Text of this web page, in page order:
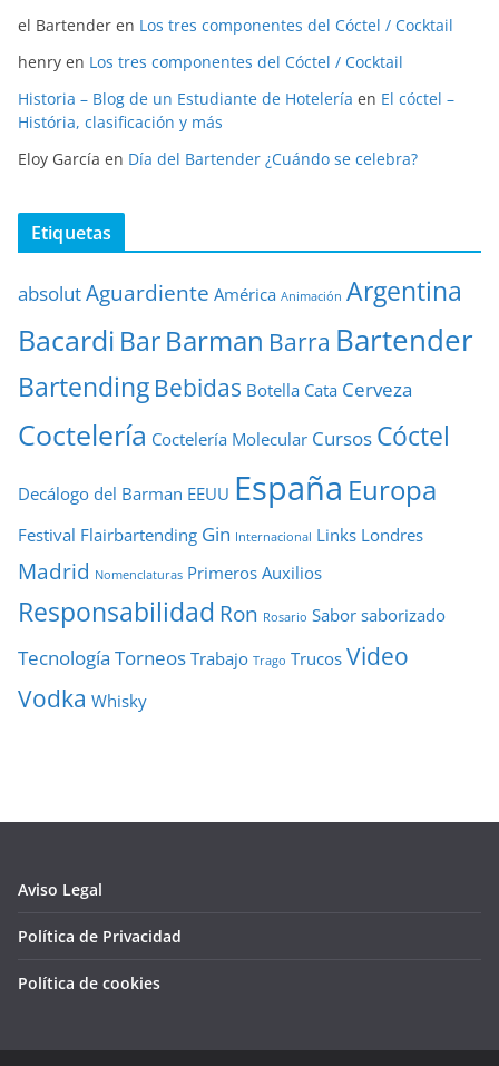
el Bartender en Los tres componentes del Cóctel / Cocktail
henry en Los tres componentes del Cóctel / Cocktail
Historia – Blog de un Estudiante de Hotelería en El cóctel –
História, clasificación y más
Eloy García en Día del Bartender ¿Cuándo se celebra?
Etiquetas
absolutAguardiente América Animación Argentina
Bacardi BarBarman Barra Bartender
Bartending Bebidas Botella Cata Cerveza
Coctelería Coctelería Molecular Cursos Cóctel
Decálogo del Barman EEUU España Europa
Festival Flairbartending Gin Internacional Links Londres
Madrid Nomenclaturas Primeros Auxilios
Responsabilidad Ron Rosario Sabor saborizado
Tecnología Torneos Trabajo Trago Trucos Video
Vodka Whisky
Aviso Legal
Política de Privacidad
Política de cookies